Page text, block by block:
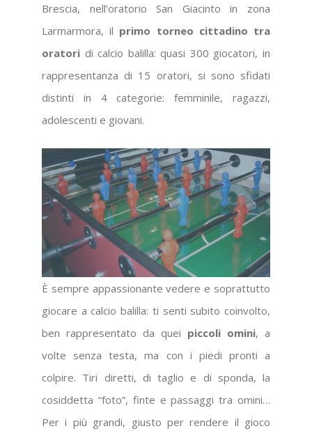
Brescia, nell’oratorio San Giacinto in zona
Larmarmora, il primo torneo cittadino tra
oratori di calcio balilla: quasi 300 giocatori, in
rappresentanza di 15 oratori, si sono sfidati
distinti in 4 categorie: femminile, ragazzi,
adolescenti e giovani.
È sempre appassionante vedere e soprattutto
giocare a calcio balilla: ti senti subito coinvolto,
ben rappresentato da quei piccoli omini, a
volte senza testa, ma con i piedi pronti a
colpire. Tiri diretti, di taglio e di sponda, la
cosiddetta “foto”, finte e passaggi tra omini…
Per i più grandi, giusto per rendere il gioco